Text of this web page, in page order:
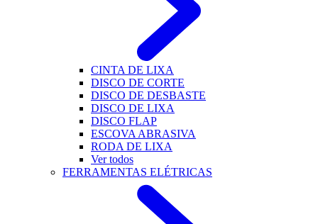
CINTA DE LIXA
DISCO DE CORTE
DISCO DE DESBASTE
DISCO DE LIXA
DISCO FLAP
ESCOVA ABRASIVA
RODA DE LIXA
Ver todos
FERRAMENTAS ELÉTRICAS